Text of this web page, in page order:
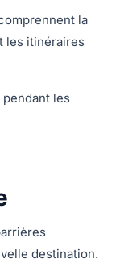
la
les itinéraires
les
destination.